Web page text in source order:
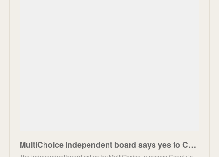
MultiChoice independent board says yes to Canal+ offer